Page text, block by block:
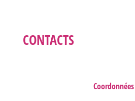
CONTACTS
Coordonnées